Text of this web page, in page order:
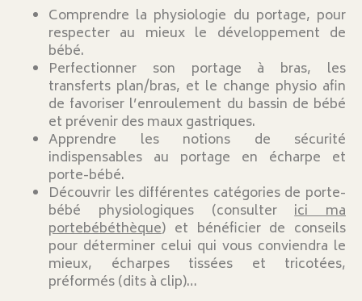
Comprendre la physiologie du portage, pour
respecter au mieux le développement de
bébé.
Perfectionner son portage à bras, les
transferts plan/bras, et le change physio afin
de favoriser l’enroulement du bassin de bébé
et prévenir des maux gastriques.
Apprendre les notions de sécurité
indispensables au portage en écharpe et
porte-bébé.
Découvrir les différentes catégories de porte-
bébé physiologiques (consulterici ma
portebébéthèque) et bénéficier de conseils
pour déterminer celui qui vous conviendra le
mieux, écharpes tissées et tricotées,
préformés (dits à clip)…